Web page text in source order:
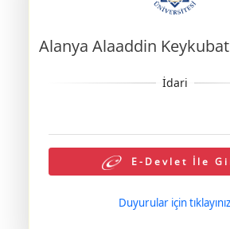
Alanya Alaaddin
E-Devlet İle
Duyurular için tıklayınız